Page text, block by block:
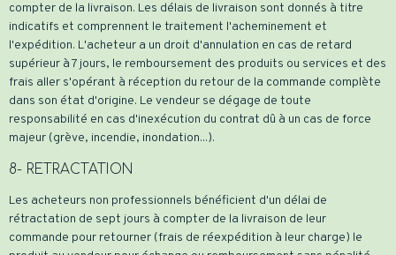
compter de la livraison. Les délais de livraison sont donnés à titre
indicatifs et comprennent le traitement l'acheminement et
l'expédition. L'acheteur a un droit d'annulation en cas de retard
supérieur à 7 jours, le remboursement des produits ou services et des
frais aller s'opérant à réception du retour de la commande complète
dans son état d'origine. Le vendeur se dégage de toute
responsabilité en cas d'inexécution du contrat dû à un cas de force
majeur (grève, incendie, inondation...).
8- RETRACTATION
Les acheteurs non professionnels bénéficient d'un délai de
rétractation de sept jours à compter de la livraison de leur
commande pour retourner (frais de réexpédition à leur charge) le